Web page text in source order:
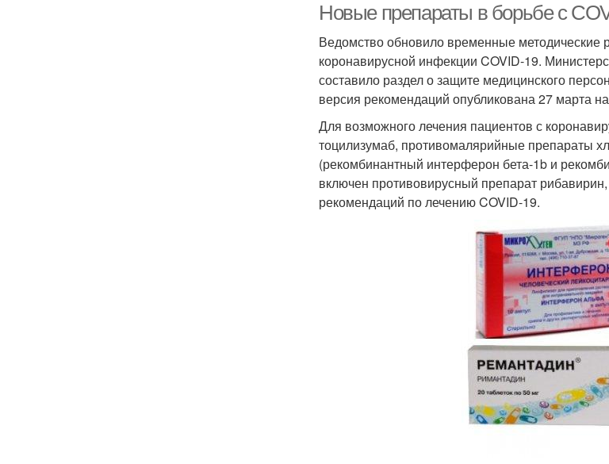
Новые препараты в борьбе с
Ведомство обновило временные методические
коронавирусной инфекции COVID-19.
составило раздел о защите медицинского
версия рекомендаций опубликована 27 марта
Для возможного лечения пациентов с
тоцилизумаб, противомалярийные препараты
(рекомбинантный интерферон бета-1b и
включен противовирусный препарат
рекомендаций по лечению COVID-19.